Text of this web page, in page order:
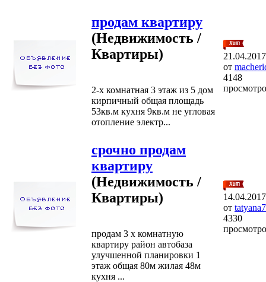
продам квартиру
(Недвижимость /
Квартиры)
2-х комнатная 3 этаж из 5 дом
кирпичный общая площадь
53кв.м кухня 9кв.м не угловая
отопление электр...
21.04.2017
от
4148
срочно продам
квартиру
(Недвижимость /
Квартиры)
продам 3 х комнатную
квартиру район автобаза
улучшенной планировки 1
этаж общая 80м жилая 48м
кухня ...
14.04.2017
от
4330